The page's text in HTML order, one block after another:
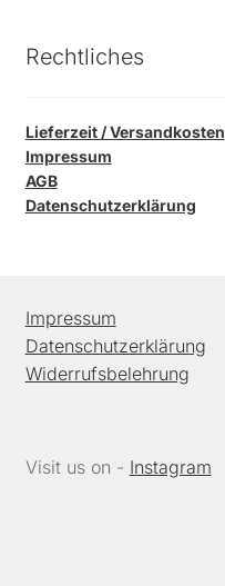
Rechtliches
Lieferzeit / Versandkosten
Impressum
AGB
Datenschutzerklärung
Impressum
Datenschutzerklärung
Widerrufsbelehrung
Visit us on - Instagram